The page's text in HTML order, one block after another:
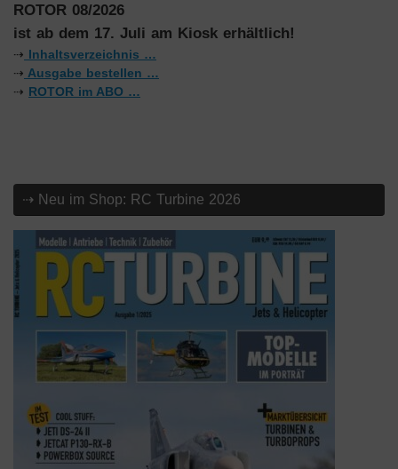
ROTOR 08/2026
ist ab dem 17. Juli am Kiosk erhältlich!
⇢ Inhaltsverzeichnis …
⇢ Ausgabe bestellen …
⇢ ROTOR im ABO …
⇢ Neu im Shop: RC Turbine 2026